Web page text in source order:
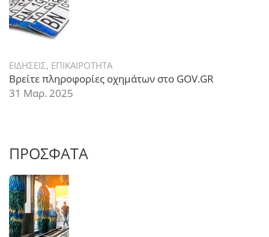
ΕΙΔΗΣΕΙΣ, ΕΠΙΚΑΙΡΟΤΗΤΑ
Βρείτε πληροφορίες οχημάτων στο GOV.GR
31 Μαρ. 2025
ΠΡΟΣΦΑΤΑ